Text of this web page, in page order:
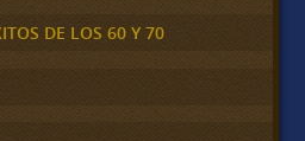
DE LOS 60 Y 70